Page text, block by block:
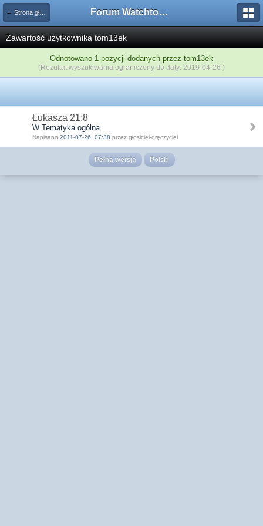
← Strona główna Forum Watchtower
Zawartość użytkownika tom13ek
Odnotowano 1 pozycji dodanych przez tom13ek
(Rezultat wyszukiwania ograniczony do daty: 2019-04-26 )
Łukasza 21;8
W Tematyka ogólna
Napisano 2011-07-26, 07:38 przez głosiciel-dręczyciel
Pełna wersja Polski